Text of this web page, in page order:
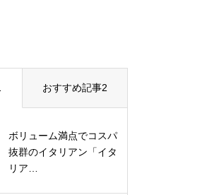
おすすめ記事2
ボリューム満点でコスパ
抜群のイタリアン「イタ
リア…